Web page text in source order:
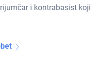
i kontrabasist koji